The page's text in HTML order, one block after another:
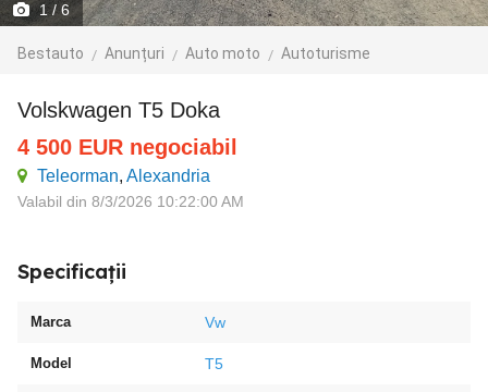
1/ 6
Bestauto Anunțuri Auto moto Autoturisme
Volskwagen T5 Doka
4 500 EUR negociabil
Teleorman, Alexandria
Valabil din 8/3/2026 10:22:00 AM
Specificații
Marca Vw
Model T5